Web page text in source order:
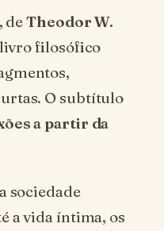
deTheodor W.
filosófico
O subtítulo
a partir da
sociedade
a vida íntima, os